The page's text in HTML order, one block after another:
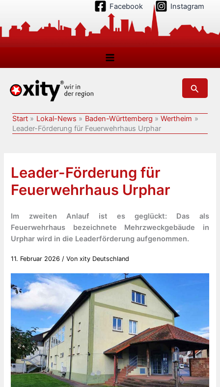
springen
Facebook Instagram
Suchen
Start Lokal-News Baden-Württemberg
Wertheim
Leader-Förderung für Feuerwehrhaus Urphar
Leader-Förderung für
Feuerwehrhaus Urphar
Im zweiten Anlauf ist es geglückt: Das als
Feuerwehrhaus bezeichnete Mehrzweckgebäude in
Urphar wird in die Leaderförderung aufgenommen.
11. Februar 2026 / Vonxity Deutschland